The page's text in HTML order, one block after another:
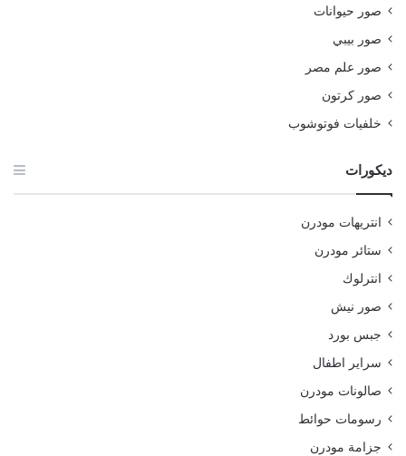
صور حيوانات
صور بيبي
صور علم مصر
صور كرتون
خلفيات فوتوشوب
ديكورات
انتريهات مودرن
ستائر مودرن
انترلوك
صور نيش
جبس بورد
سراير اطفال
صالونات مودرن
رسومات حوائط
جزامة مودرن